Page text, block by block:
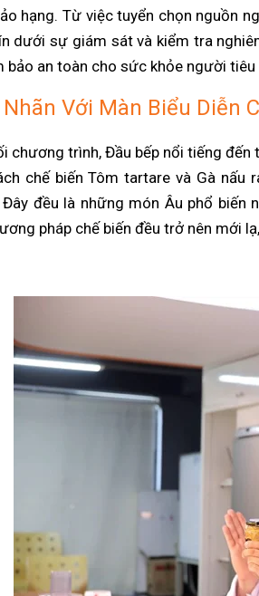
hạng. Từ việc tuyển chọn nguồn
dưới sự giám sát và kiểm tra
bảo an toàn cho sức khỏe người tiêu
Với Màn Biểu Diễn
chương trình, Đầu bếp nổi tiếng
chế biến Tôm tartare và Gà
Đây đều là những món Âu phổ biến
pháp chế biến đều trở nên mới